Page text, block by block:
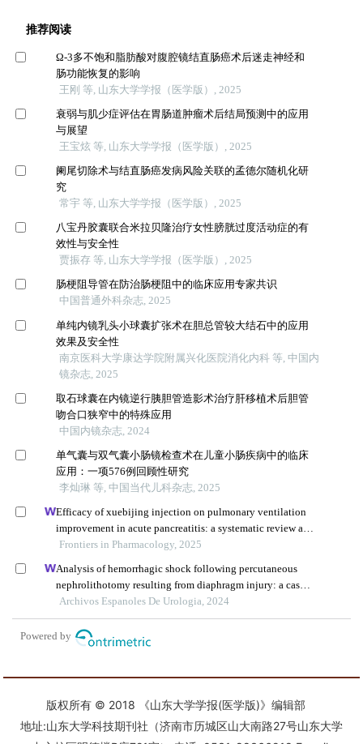
版权所有 © 2018 《山东大学学报(医学版)》编辑部
地址:山东大学科技期刊社（济南市历城区山大南路27号山东大学